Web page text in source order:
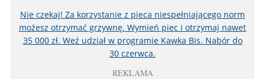
Nie czekaj! Za korzystanie z pieca niespełniającego norm
możesz otrzymać grzywnę. Wymień piec i otrzymaj nawet
35 000 zł. Weź udział w programie Kawka Bis. Nabór do
30 czerwca.
REKLAMA